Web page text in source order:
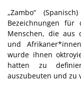
„Zambo“
Bezeichnungen für
Menschen, die aus
und
wurde ihnen
hatten zu
auszubeuten und zu